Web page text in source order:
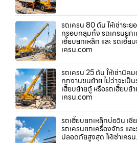
รถเครน 80 ตัน ให้เช่าระ
ครอบคลุมทั้ง รถเครนยก
เฮี๊ยบยกเหล็ก และ รถเฮี๊ย
เครน.com
รถเครน 25 ตัน ให้เช่านิค
ทุกงานขนย้าย ไม่ว่าจะเป็
เฮี๊ยบย้ายตู้ หรือรถเฮี๊ยบย้
เครน.com
รถเฮี๊ยบยกเหล็กบ่อวิน เ
รถเครนยกเครื่องจักร แ
ปลอดภัยสูงสุด ให้เช่าเคร